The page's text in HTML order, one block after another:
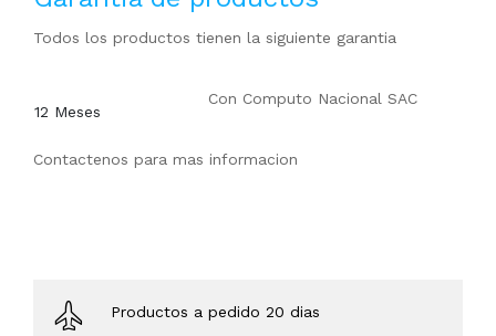
Todos los productos tienen la siguiente garantia
12 Meses
Con Computo Nacional SAC
Contactenos para mas informacion
Productos a pedido 20 dias